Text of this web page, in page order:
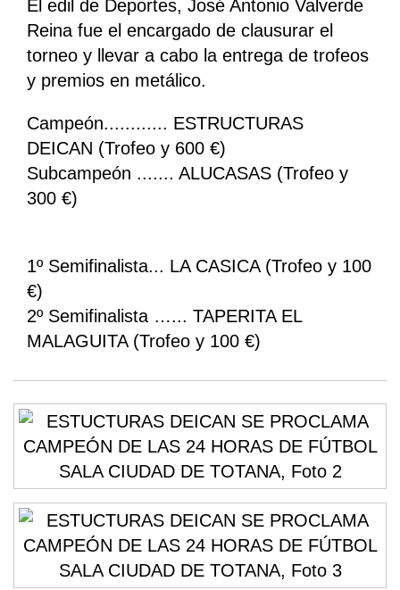
El edil de Deportes, José Antonio Valverde
Reina fue el encargado de clausurar el
torneo y llevar a cabo la entrega de trofeos
y premios en metálico.
Campeón............ ESTRUCTURAS
DEICAN (Trofeo y 600 €)
Subcampeón ....... ALUCASAS (Trofeo y
300 €)
1º Semifinalista... LA CASICA (Trofeo y 100
€)
2º Semifinalista …... TAPERITA EL
MALAGUITA (Trofeo y 100 €)